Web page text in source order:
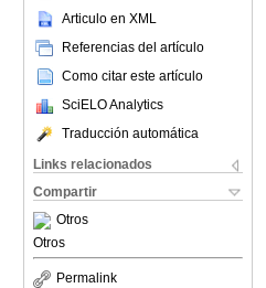
Articulo en XML
Referencias del artículo
Como citar este artículo
SciELO Analytics
Traducción automática
Links relacionados
Compartir
Otros
Otros
Permalink